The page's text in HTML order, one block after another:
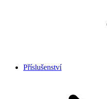
Příslušenství